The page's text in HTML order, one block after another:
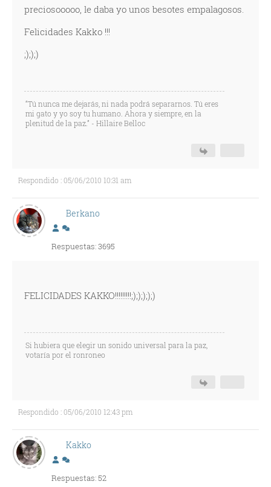
preciosooooo, le daba yo unos besotes empalagosos.
Felicidades Kakko !!!
;););)
“Tú nunca me dejarás, ni nada podrá separarnos. Tú eres
mi gato y yo soy tu humano. Ahora y siempre, en la
plenitud de la paz.” - Hillaire Belloc
Respondido : 05/06/2010 10:31 am
Berkano
Respuestas: 3695
FELICIDADES KAKKO!!!!!!!!!;););););)
Si hubiera que elegir un sonido universal para la paz,
votaría por el ronroneo
Respondido : 05/06/2010 12:43 pm
Kakko
Respuestas: 52